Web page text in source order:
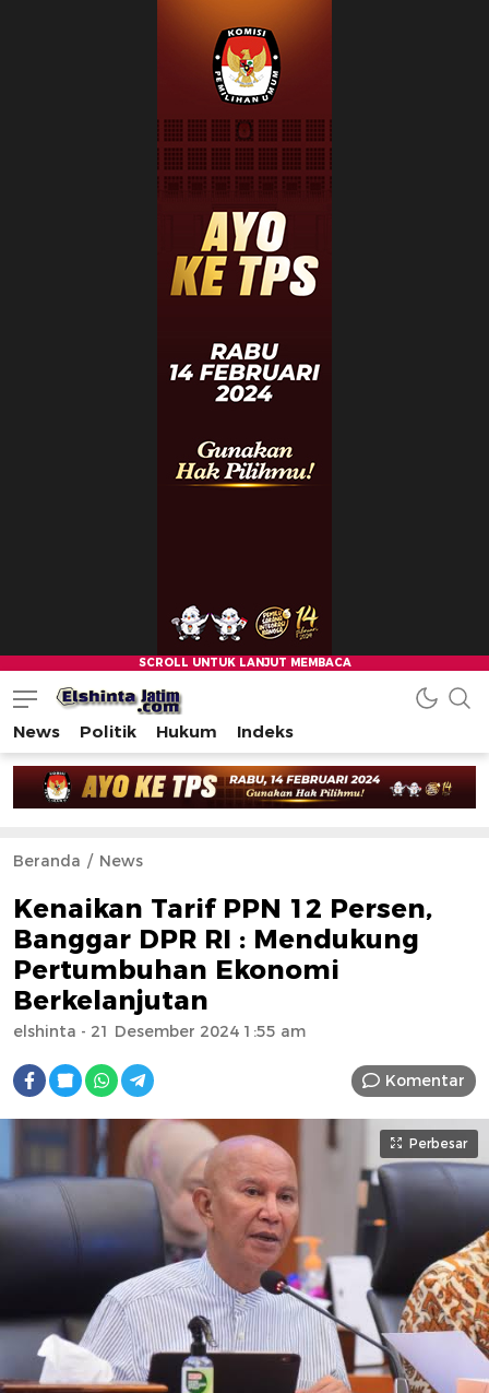
News Politik Hukum Indeks
Beranda News
Kenaikan Tarif PPN 12 Persen,
Banggar DPR RI : Mendukung
Pertumbuhan Ekonomi
Berkelanjutan
elshinta - 21 Desember 2024 1:55 am
Komentar
Perbesar